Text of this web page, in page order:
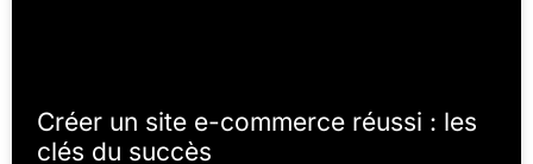
Créer un site e-commerce réussi : les
clés du succès